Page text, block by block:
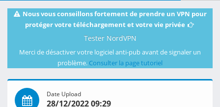
Nous vous conseillons fortement de prendre un VPN pour
protéger votre téléchargement et votre vie privée
Tester NordVPN
Merci de désactiver votre logiciel anti-pub avant de signaler un
problème. Consulter la page tutoriel
Date Upload
28/12/2022 09:29